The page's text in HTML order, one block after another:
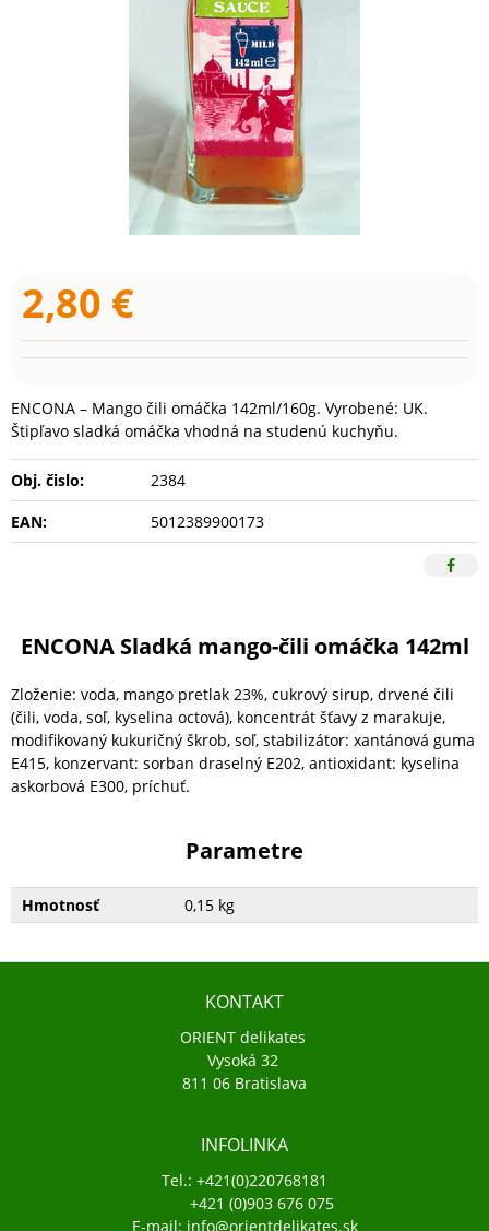
2,80 €
ENCONA – Mango čili omáčka 142ml/160g. Vyrobené: UK.
Štipľavo sladká omáčka vhodná na studenú kuchyňu.
Obj. čislo:
2384
EAN:
5012389900173
ENCONA Sladká mango-čili omáčka 142ml
Zloženie: voda, mango pretlak 23%, cukrový sirup, drvené čili
(čili, voda, soľ, kyselina octová), koncentrát šťavy z marakuje,
modifikovaný kukuričný škrob, soľ, stabilizátor: xantánová guma
E415, konzervant: sorban draselný E202, antioxidant: kyselina
askorbová E300, príchuť.
Parametre
Hmotnosť 0,15 kg
KONTAKT
ORIENT delikates
Vysoká 32
811 06 Bratislava
INFOLINKA
Tel.: +421(0)220768181
+421 (0)903 676 075
E-mail: info@orientdelikates.sk